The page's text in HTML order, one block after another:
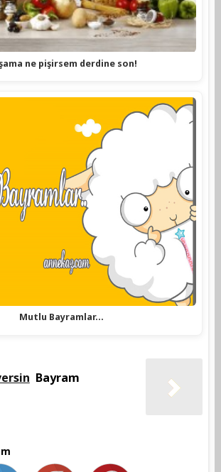
ne pişirsem derdine son!
Mutlu Bayramlar...
Bayram